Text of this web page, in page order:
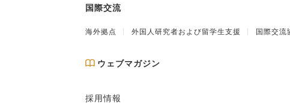
国際交流
海外拠点 外国人研究者および留学生支援 国際交流
ウェブマガジン
採用情報